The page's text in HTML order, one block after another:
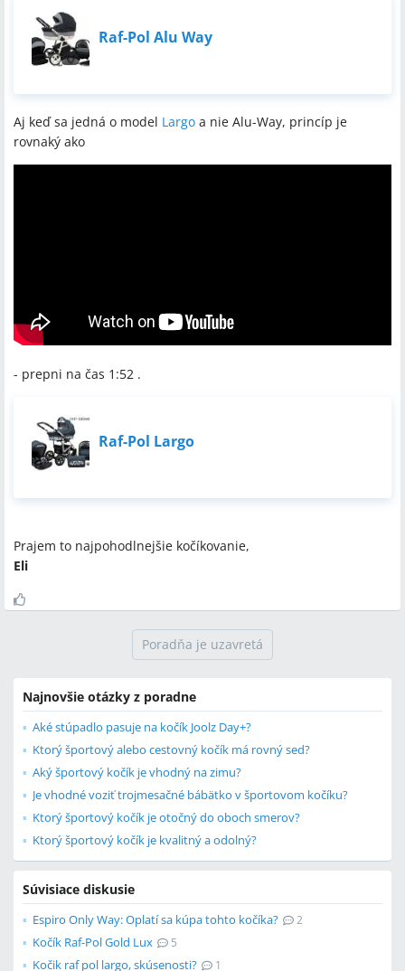
Raf-Pol Alu Way
Aj keď sa jedná o model Largo a nie Alu-Way, princíp je
rovnaký ako
- prepni na čas 1:52 .
Raf-Pol Largo
Prajem to najpohodlnejšie kočíkovanie,
Eli
Poradňa je uzavretá
Najnovšie otázky z poradne
Aké stúpadlo pasuje na kočík Joolz Day+?
Ktorý športový alebo cestovný kočík má rovný sed?
Aký športový kočík je vhodný na zimu?
Je vhodné voziť trojmesačné bábätko v športovom kočíku?
Ktorý športový kočík je otočný do oboch smerov?
Ktorý športový kočík je kvalitný a odolný?
Súvisiace diskusie
Espiro Only Way: Oplatí sa kúpa tohto kočíka? 2
Kočík Raf-Pol Gold Lux 5
Kočik raf pol largo, skúsenosti? 1